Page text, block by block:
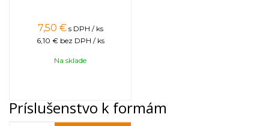
7,50 € s DPH / ks
6,10 € bez DPH / ks
Na sklade
Príslušenstvo k formám